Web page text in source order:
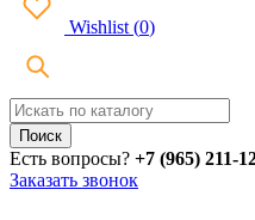
Wishlist (0)
Есть вопросы? +7 (965) 211-
Заказать звонок